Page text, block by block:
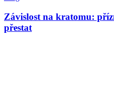
Závislost na kratomu:
přestat